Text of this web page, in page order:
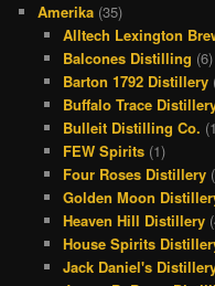
e
b
o
o
k
e
a
d
s
a
g
r
a
m
e
r
e
t
Amerika (35)
Alltech Lexington
Balcones Distilling (6)
Barton 1792 Distillery
Buffalo Trace
Bulleit Distilling Co.
FEW Spirits(1)
Four Roses Distillery
Golden Moon
Heaven Hill Distillery
House Spirits
Jack Daniel's